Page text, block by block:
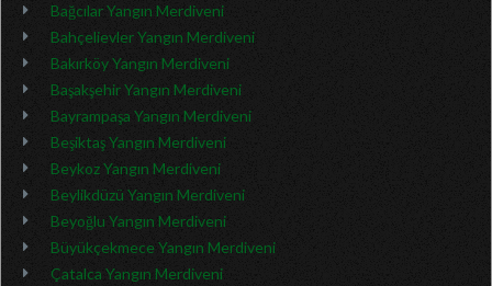
Bağcılar Yangın Merdiveni
Bahçelievler Yangın Merdiveni
Bakırköy Yangın Merdiveni
Başakşehir Yangın Merdiveni
Bayrampaşa Yangın Merdiveni
Beşiktaş Yangın Merdiveni
Beykoz Yangın Merdiveni
Beylikdüzü Yangın Merdiveni
Beyoğlu Yangın Merdiveni
Büyükçekmece Yangın Merdiveni
Çatalca Yangın Merdiveni